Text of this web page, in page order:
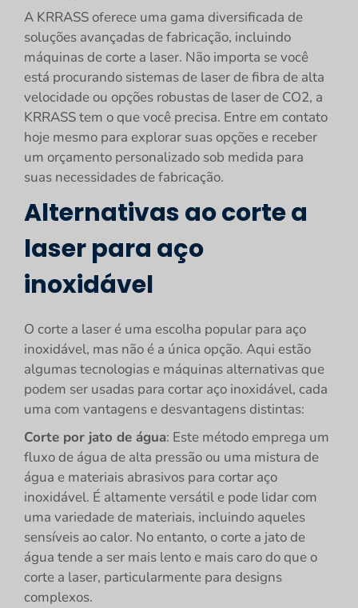
A KRRASS oferece uma gama diversificada de
soluções avançadas de fabricação, incluindo
máquinas de corte a laser. Não importa se você
está procurando sistemas de laser de fibra de alta
velocidade ou opções robustas de laser de CO2, a
KRRASS tem o que você precisa. Entre em contato
hoje mesmo para explorar suas opções e receber
um orçamento personalizado sob medida para
suas necessidades de fabricação.
Alternativas ao corte a
laser para aço
inoxidável
O corte a laser é uma escolha popular para aço
inoxidável, mas não é a única opção. Aqui estão
algumas tecnologias e máquinas alternativas que
podem ser usadas para cortar aço inoxidável, cada
uma com vantagens e desvantagens distintas:
Corte por jato de água: Este método emprega um
fluxo de água de alta pressão ou uma mistura de
água e materiais abrasivos para cortar aço
inoxidável. É altamente versátil e pode lidar com
uma variedade de materiais, incluindo aqueles
sensíveis ao calor. No entanto, o corte a jato de
água tende a ser mais lento e mais caro do que o
corte a laser, particularmente para designs
complexos.